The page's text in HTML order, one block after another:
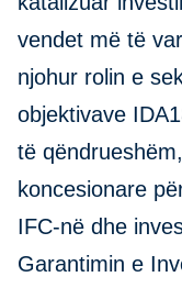
vendet më të
njohur rolin e
objektivave
të
koncesionare
IFC-në dhe
Garantimin e